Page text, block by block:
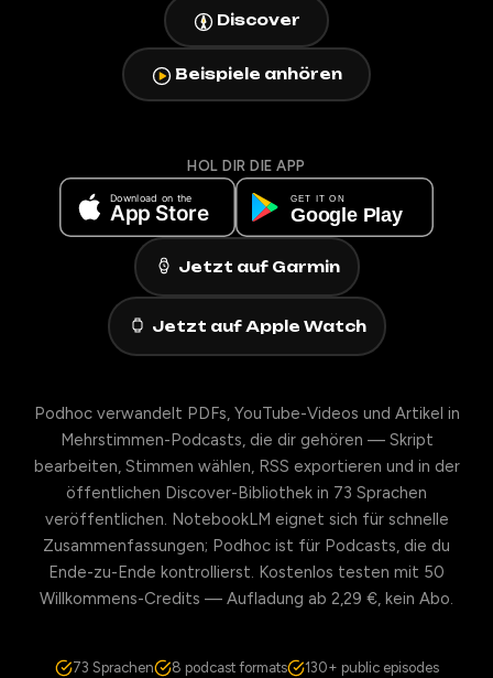
Discover
Beispiele anhören
HOL DIR DIE APP
Jetzt auf Garmin
Jetzt auf Apple Watch
Podhoc verwandelt PDFs, YouTube-Videos und Artikel in
Mehrstimmen-Podcasts, die dir gehören — Skript
bearbeiten, Stimmen wählen, RSS exportieren und in der
öffentlichen Discover-Bibliothek in 73 Sprachen
veröffentlichen. NotebookLM eignet sich für schnelle
Zusammenfassungen; Podhoc ist für Podcasts, die du
Ende-zu-Ende kontrollierst. Kostenlos testen mit 50
Willkommens-Credits — Aufladung ab 2,29 €, kein Abo.
73 Sprachen 8 podcast formats
130+ public episodes